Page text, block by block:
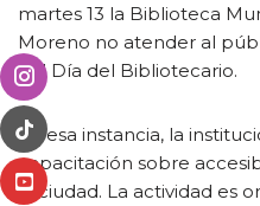
martes 13 la Biblioteca
Moreno no atender al
del Día del Bibliotecario.
En esa instancia, la
capacitación sobre
la ciudad. La actividad es